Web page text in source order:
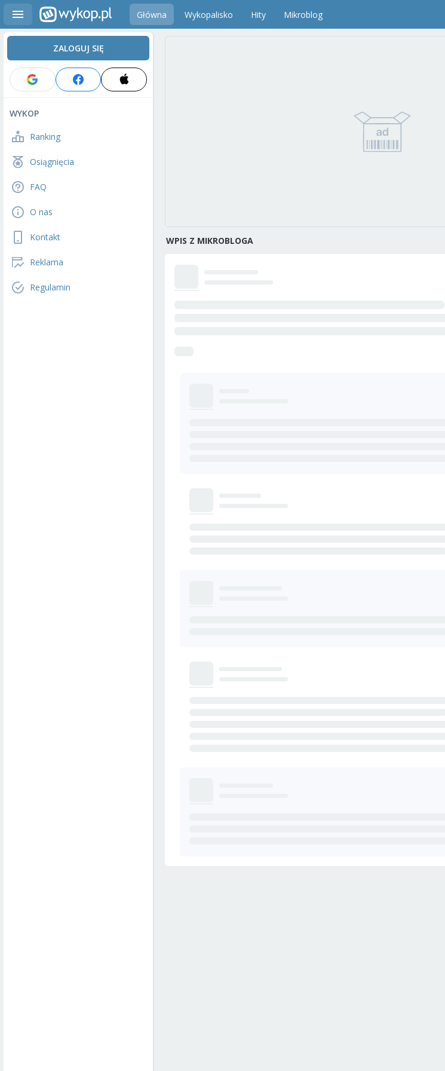
Główna Wykopalisko Hity Mikroblog
ZALOGUJ SIĘ
WYKOP
Ranking
Osiągnięcia
FAQ
O nas
Kontakt
Reklama
Regulamin
WPIS Z MIKROBLOGA